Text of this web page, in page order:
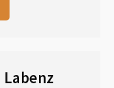
Labenz